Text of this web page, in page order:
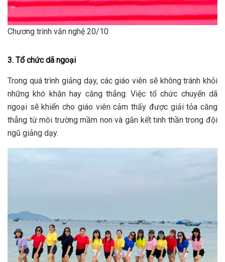
Chương trình văn nghệ 20/10
3. Tổ chức dã ngoại
Trong quá trình giảng dạy, các giáo viên sẽ không tránh khỏi
những khó khăn hay căng thẳng. Việc tổ chức chuyến dã
ngoại sẽ khiến cho giáo viên cảm thấy được giải tỏa căng
thẳng từ môi trường mầm non và gắn kết tinh thần trong đội
ngũ giảng dạy.